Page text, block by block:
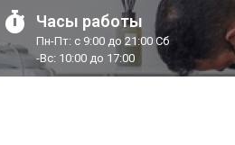
Часы работы
Пн-Пт: с 9:00 до 21:00 Сб
-Вс: 10:00 до 17:00